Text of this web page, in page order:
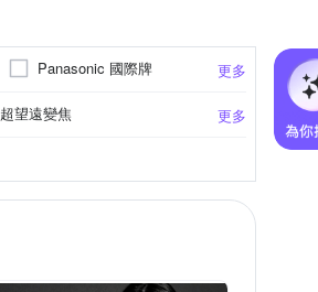
更多
Panasonic 國際牌
更多
超望遠變焦